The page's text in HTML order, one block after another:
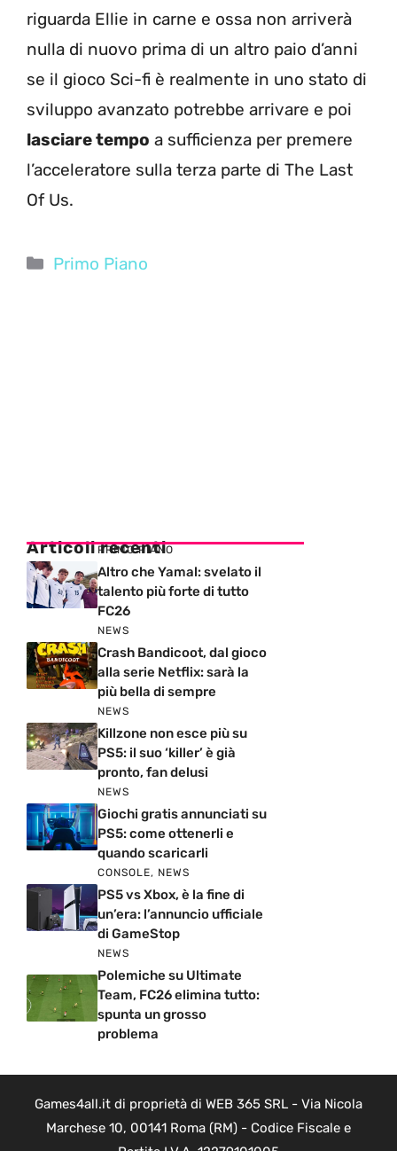
riguarda Ellie in carne e ossa non arriverà
nulla di nuovo prima di un altro paio d’anni
se il gioco Sci-fi è realmente in uno stato di
sviluppo avanzato potrebbe arrivare e poi
lasciare tempo a sufficienza per premere
l’acceleratore sulla terza parte di The Last
Of Us.
Categorie
Primo Piano
Articoli recenti
PRIMO PIANO
Altro che Yamal: svelato il
talento più forte di tutto
FC26
NEWS
Crash Bandicoot, dal gioco
alla serie Netflix: sarà la
più bella di sempre
NEWS
Killzone non esce più su
PS5: il suo ‘killer’ è già
pronto, fan delusi
NEWS
Giochi gratis annunciati su
PS5: come ottenerli e
quando scaricarli
CONSOLE, NEWS
PS5 vs Xbox, è la fine di
un’era: l’annuncio ufficiale
di GameStop
NEWS
Polemiche su Ultimate
Team, FC26 elimina tutto:
spunta un grosso
problema
Games4all.it di proprietà di WEB 365 SRL - Via Nicola
Marchese 10, 00141 Roma (RM) - Codice Fiscale e